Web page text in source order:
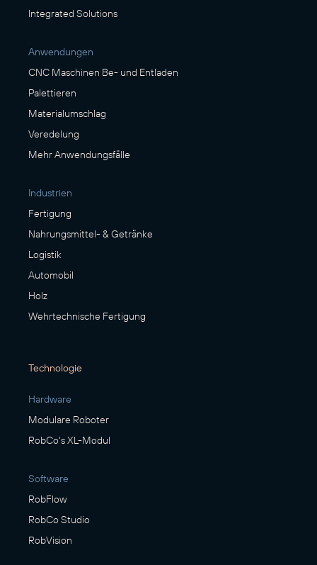
Integrated Solutions
Anwendungen
CNC Maschinen Be- und Entladen
Palettieren
Materialumschlag
Veredelung
Mehr Anwendungsfälle
Industrien
Fertigung
Nahrungsmittel- & Getränke
Logistik
Automobil
Holz
Wehrtechnische Fertigung
Technologie
Hardware
Modulare Roboter
RobCo's XL-Modul
Software
RobFlow
RobCo Studio
RobVision